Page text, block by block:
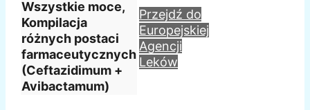
Wszystkie moce,
Kompilacja
różnych postaci
farmaceutycznych
(Ceftazidimum +
Avibactamum)
Przejdź do
Europejskiej
Agencji
Leków